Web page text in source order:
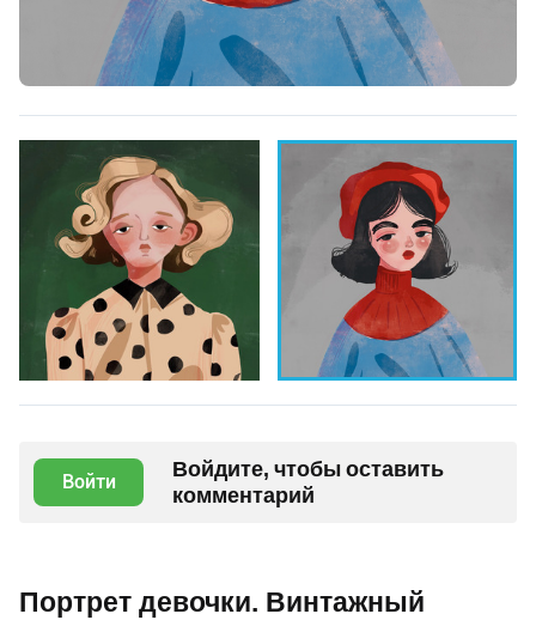
Войти
Войдите, чтобы оставить
комментарий
Портрет девочки. Винтажный